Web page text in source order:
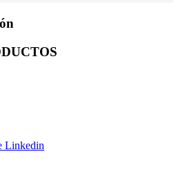
Linkedin